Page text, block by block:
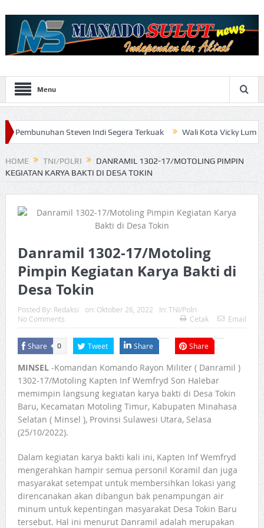
Menu
Steven Indi Segera Terkuak Wali Kota Vicky Lumentut
HOME TNI/POLRI
DANRAMIL 1302-17/MOTOLING PIMPIN
KEGIATAN KARYA BAKTI DI DESA TOKIN
Danramil 1302-17/Motoling
Pimpin Kegiatan Karya Bakti di
Desa Tokin
Posted By: Redaksi on: Oktober 26, 2022 In: TNI/Polri
No Comments
Cetak Email
Share 0 Tweet Share Share
MINSEL -Komandan Komando Rayon Militer ( Danramil )
1302-17/Motoling Kapten Inf Wemfryd Son Halebar
memimpin langsung kegiatan karya bakti di Desa Tokin
Baru, Kecamatan Motoling Timur, Kabupaten Minahasa
Selatan ( Minsel ), Provinsi Sulawesi Utara, Selasa
(25/10/2022).
Dalam kegiatan karya bakti kali ini, Kapten Inf Wemfryd
mengerahkan hampir semua personil Koramil dan juga
masyarakat setempat untuk membersihkan lokasi yang
direncanakan akan dibangun bak penampungan air
minum untuk kepentingan masyarakat Desa Tokin Baru
tersebut. Hal ini menurut Danramil adalah merupakan